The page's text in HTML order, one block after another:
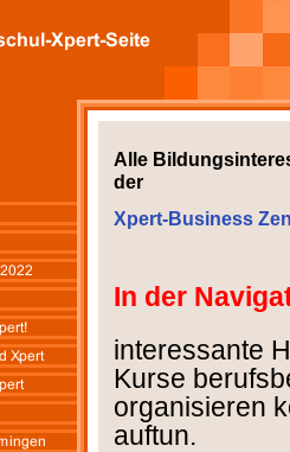
Alle
der
Xpert-Business
In der
interessante
Kurse
organisieren
auftun.